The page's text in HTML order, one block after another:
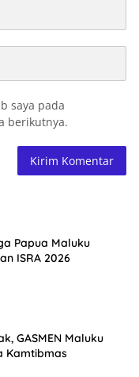
saya pada
berikutnya.
Papua Maluku
ISRA 2026
GASMEN Maluku
Kamtibmas